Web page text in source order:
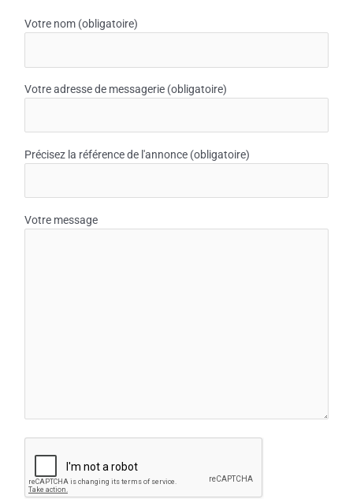
Votre nom (obligatoire)
Votre adresse de messagerie (obligatoire)
Précisez la référence de l'annonce (obligatoire)
Votre message